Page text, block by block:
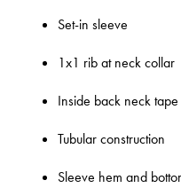
Set-in sleeve
1x1 rib at neck collar
Inside back neck
Tubular construction
Sleeve hem and